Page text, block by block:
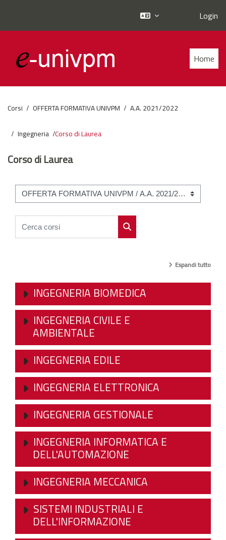
Login
Home
Corsi OFFERTA FORMATIVA UNIVPM A.A. 2021/2022
Ingegneria Corso di Laurea
Corso di Laurea
Categorie di corso
Cerca corsi
Cerca corsi
Espandi tutto
INGEGNERIA BIOMEDICA
INGEGNERIA CIVILE E
AMBIENTALE
INGEGNERIA EDILE
INGEGNERIA ELETTRONICA
INGEGNERIA GESTIONALE
INGEGNERIA INFORMATICA E
DELL'AUTOMAZIONE
INGEGNERIA MECCANICA
SISTEMI INDUSTRIALI E
DELL'INFORMAZIONE